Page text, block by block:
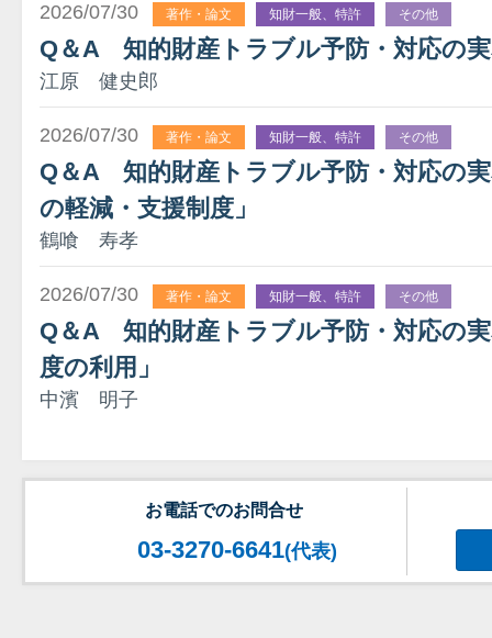
2026/07/30 著作・論文 知財一般、特許 その他
Q＆A 知的財産トラブル予防・対応の
江原 健史郎
2026/07/30 著作・論文 知財一般、特許 その他
Q＆A 知的財産トラブル予防・対応の
の軽減・支援制度」
鶴喰 寿孝
2026/07/30 著作・論文 知財一般、特許 その他
Q＆A 知的財産トラブル予防・対応の
度の利用」
中濱 明子
お電話でのお問合せ
03-3270-6641(代表)